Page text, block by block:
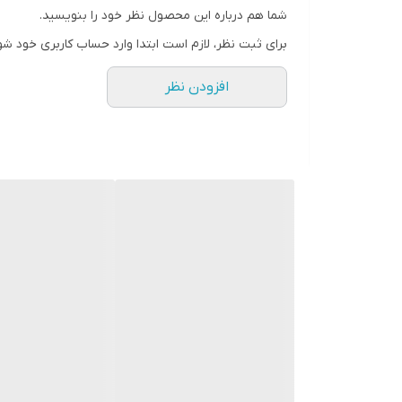
شما هم درباره این محصول نظر خود را بنویسید.
برای ثبت نظر، لازم است ابتدا وارد حساب کاربری خود
افزودن نظر